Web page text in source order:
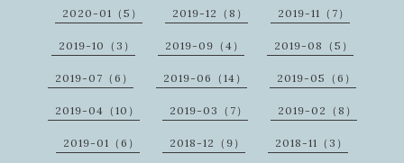
2020-01（5） 2019-12（8） 2019-11（7）
2019-10（3） 2019-09（4） 2019-08（5）
2019-07（6） 2019-06（14） 2019-05（6）
2019-04（10） 2019-03（7） 2019-02（8）
2019-01（6） 2018-12（9） 2018-11（3）